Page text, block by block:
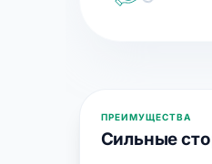
ПРЕИМУЩЕСТВА
Сильные